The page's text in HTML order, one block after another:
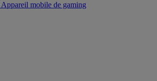
Appareil mobile de gaming